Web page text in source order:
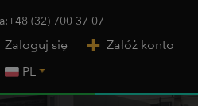
(32) 700 37 07
Zaloguj się
Załóż konto
PL